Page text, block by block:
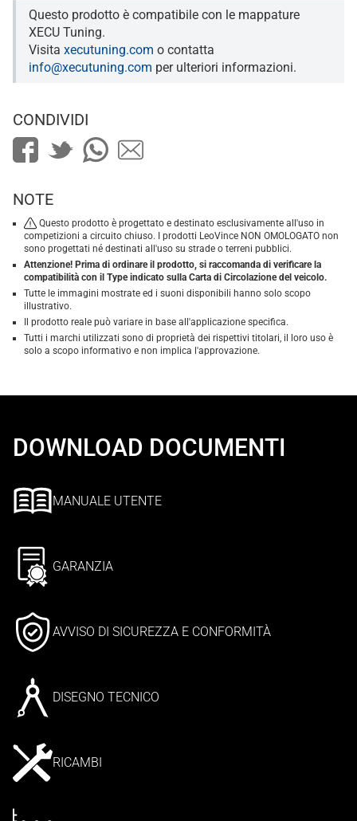
Questo prodotto è compatibile con le mappature
XECU Tuning.
Visita xecutuning.com o contatta
info@xecutuning.com per ulteriori informazioni.
CONDIVIDI
NOTE
Questo prodotto è progettato e destinato esclusivamente all'uso in
competizioni a circuito chiuso. I prodotti LeoVince NON OMOLOGATO non
sono progettati né destinati all'uso su strade o terreni pubblici.
Attenzione! Prima di ordinare il prodotto, si raccomanda di verificare la
compatibilità con il Type indicato sulla Carta di Circolazione del veicolo.
Tutte le immagini mostrate ed i suoni disponibili hanno solo scopo
illustrativo.
Il prodotto reale può variare in base all'applicazione specifica.
Tutti i marchi utilizzati sono di proprietà dei rispettivi titolari, il loro uso è
solo a scopo informativo e non implica l'approvazione.
DOWNLOAD DOCUMENTI
MANUALE UTENTE
GARANZIA
AVVISO DI SICUREZZA E CONFORMITÀ
DISEGNO TECNICO
RICAMBI